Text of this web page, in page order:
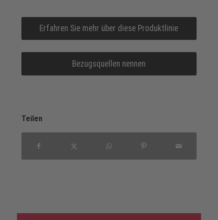
Erfahren Sie mehr über diese Produktlinie
Bezugsquellen nennen
Teilen